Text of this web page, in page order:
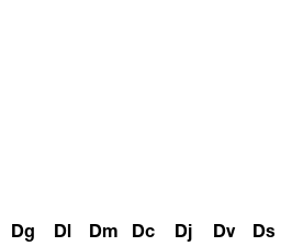
Dg
Dl
Dm
Dc
Dj
Dv
Ds